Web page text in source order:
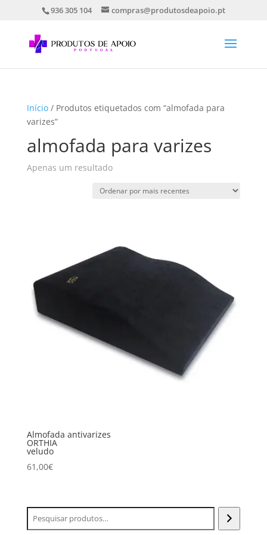
936 305 104 compras@produtosdeapoio.pt
Início/ Produtos etiquetados com “almofada para
varizes”
almofada para varizes
Apenas um resultado
Almofada antivarizes
ORTHIA
veludo
61,00€